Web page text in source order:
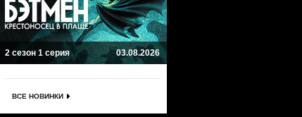
2 сезон 1 серия 03.08.2026
ВСЕ НОВИНКИ